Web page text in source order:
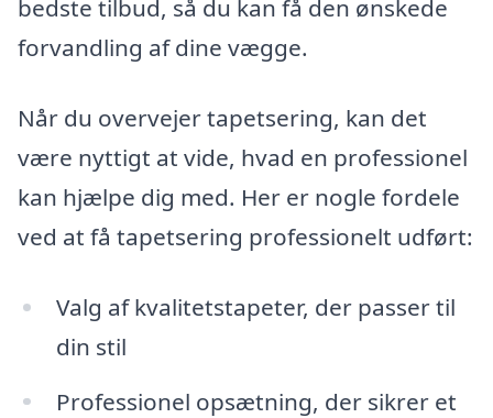
bedste tilbud, så du kan få den ønskede
forvandling af dine vægge.
Når du overvejer tapetsering, kan det
være nyttigt at vide, hvad en professionel
kan hjælpe dig med. Her er nogle fordele
ved at få tapetsering professionelt udført:
Valg af kvalitetstapeter, der passer til
din stil
Professionel opsætning, der sikrer et